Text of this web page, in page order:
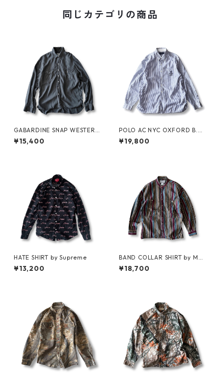
同じカテゴリの商品
GABARDINE SNAP WESTERN
SHIRT by WYTHE
¥15,400
POLO AC NYC OXFORD B.D.
SHIRT by Polo Ralph Lauren
¥19,800
HATE SHIRT by Supreme
¥13,200
BAND COLLAR SHIRT by MA
RITHÉ FRANÇOIS GIRBAUD
¥18,700